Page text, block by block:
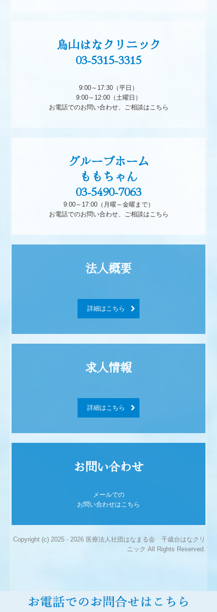
烏山はなクリニック
03-5315-3315
9:00～17:30（平日）
9:00～12:00（土曜日）
お電話でのお問い合わせ、ご相談はこちら
グループホーム
ももちゃん
03-5490-7063
9:00～17:00（月曜～金曜まで）
お電話でのお問い合わせ、ご相談はこちら
詳細はこちら
詳細はこちら
お問い合わせ
メールでの
お問い合わせはこちら
Copyright (c) 2025 - 2026 医療法人社団はなまる会 千歳台はなクリ
ニック All Rights Reserved.